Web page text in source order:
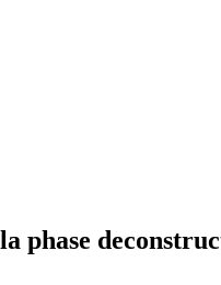
phase